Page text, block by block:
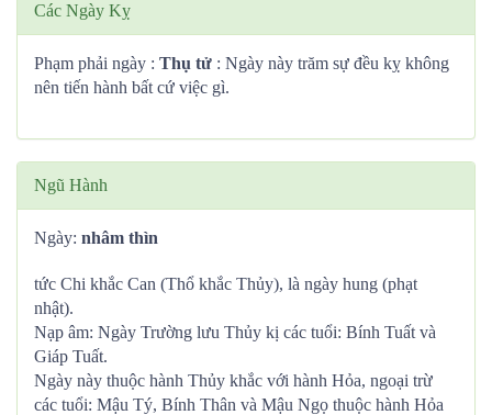
Các Ngày Kỵ
Phạm phải ngày : Thụ tử : Ngày này trăm sự đều kỵ không
nên tiến hành bất cứ việc gì.
Ngũ Hành
Ngày: nhâm thìn
tức Chi khắc Can (Thổ khắc Thủy), là ngày hung (phạt
nhật).
Nạp âm: Ngày Trường lưu Thủy kị các tuổi: Bính Tuất và
Giáp Tuất.
Ngày này thuộc hành Thủy khắc với hành Hỏa, ngoại trừ
các tuổi: Mậu Tý, Bính Thân và Mậu Ngọ thuộc hành Hỏa